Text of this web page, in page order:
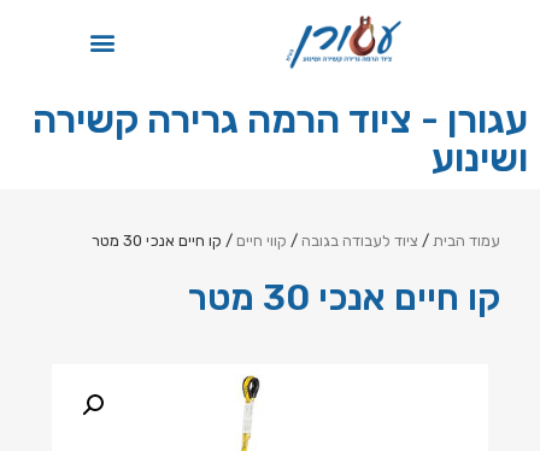
עגורן - ציוד הרמה גרירה קשירה
ושינוע
עמוד הבית / ציוד לעבודה בגובה / קווי חיים / קו חיים אנכי 30 מטר
קו חיים אנכי 30 מטר